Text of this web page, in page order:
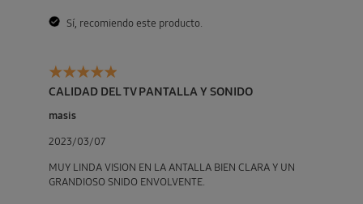
Sí, recomiendo este producto.
CALIDAD DEL TV PANTALLA Y SONIDO
masis
2023/03/07
MUY LINDA VISION EN LA ANTALLA BIEN CLARA Y UN
GRANDIOSO SNIDO ENVOLVENTE.